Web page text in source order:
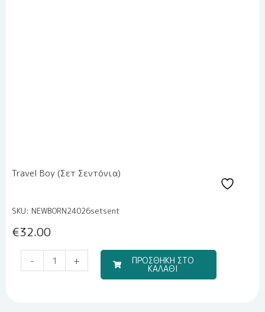
Travel Boy (Σετ Σεντόνια)
SKU: NEWBORN24026setsent
€32.00
-
Boy
+ ΠΡΟΣΘΗΚΗ ΣΤΟ
ΚΑΛΑΘΙ